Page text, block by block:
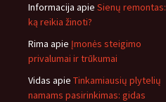
Informacija apie Sienų remontas:
ką reikia žinoti?
Rima apie Įmonės steigimo
privalumai ir trūkumai
Vidas apie Tinkamiausių plytelių
namams pasirinkimas: gidas